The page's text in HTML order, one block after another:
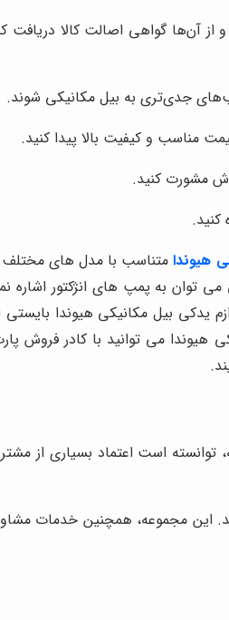
از آن‌ها گواهی اصالت کالا دریافت
جدی‌تری به بیل مکانیکی شوند.
مناسب و کیفیت بالا پیدا کنید.
مشورت کنید.
کنید.
هیوندامتناسب با مدل های مختلف
توان به پمپ های انژکتور اشاره
بیل مکانیکی هیوندا بایستی
می توانید با کادر فروش
توانسته است اعتماد بسیاری از
این مجموعه، همچنین خدمات